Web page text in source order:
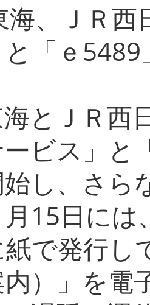
海、ＪＲ
「ｅ
とＪＲ西
ービス」
し、さら
月15日に
紙で発行し
）」を電